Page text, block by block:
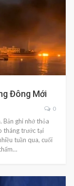
Đông Mới
0
Bản ghi nhớ thỏa
tháng trước tại
tuần qua, cuối